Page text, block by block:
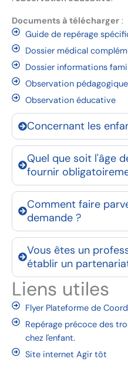
Documents à télécharger :
Guide de repérage
Dossier médical
Dossier informations
Observation pédagogique
Observation éducative
Concernant les
Quel que soit l'âge
fournir
Comment faire
demande ?
Vous êtes un
établir un
Liens utiles
Flyer Plateforme de
Repérage précoce des
chez l'enfant.
Site internet Agir tôt